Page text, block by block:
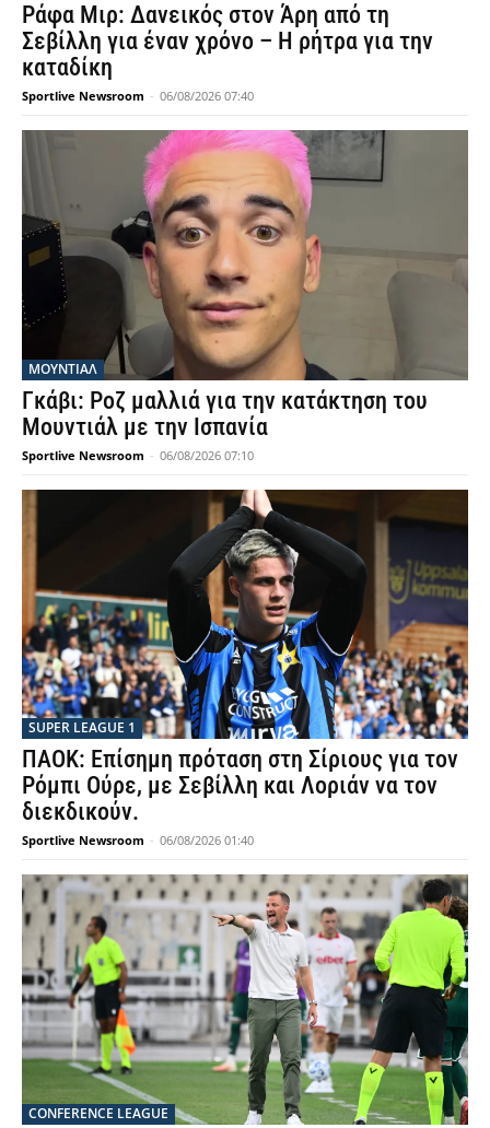
Ράφα Μιρ: Δανεικός στον Άρη από τη
Σεβίλλη για έναν χρόνο – Η ρήτρα για την
καταδίκη
Sportlive Newsroom - 06/08/2026 07:40
ΜΟΥΝΤΙΆΛ
Γκάβι: Ροζ μαλλιά για την κατάκτηση του
Μουντιάλ με την Ισπανία
Sportlive Newsroom - 06/08/2026 07:10
SUPER LEAGUE 1
ΠΑΟΚ: Επίσημη πρόταση στη Σίριους για τον
Ρόμπι Ούρε, με Σεβίλλη και Λοριάν να τον
διεκδικούν.
Sportlive Newsroom - 06/08/2026 01:40
CONFERENCE LEAGUE